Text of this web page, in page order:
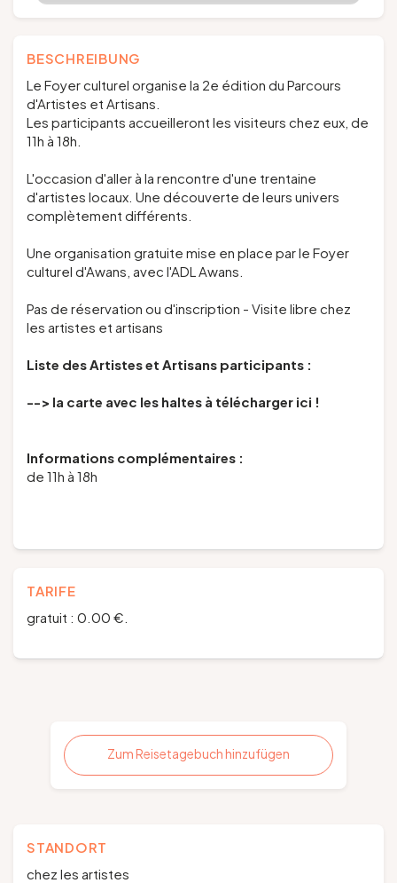
BESCHREIBUNG
Le Foyer culturel organise la 2e édition du Parcours
d'Artistes et Artisans.
Les participants accueilleront les visiteurs chez eux, de
11h à 18h.
L'occasion d'aller à la rencontre d'une trentaine
d'artistes locaux. Une découverte de leurs univers
complètement différents.
Une organisation gratuite mise en place par le Foyer
culturel d'Awans, avec l'ADL Awans.
Pas de réservation ou d'inscription - Visite libre chez
les artistes et artisans
Liste des Artistes et Artisans participants :
--> la carte avec les haltes à télécharger ici !
Informations complémentaires :
de 11h à 18h
TARIFE
gratuit : 0.00 €.
Zum Reisetagebuch hinzufügen
STANDORT
chez les artistes